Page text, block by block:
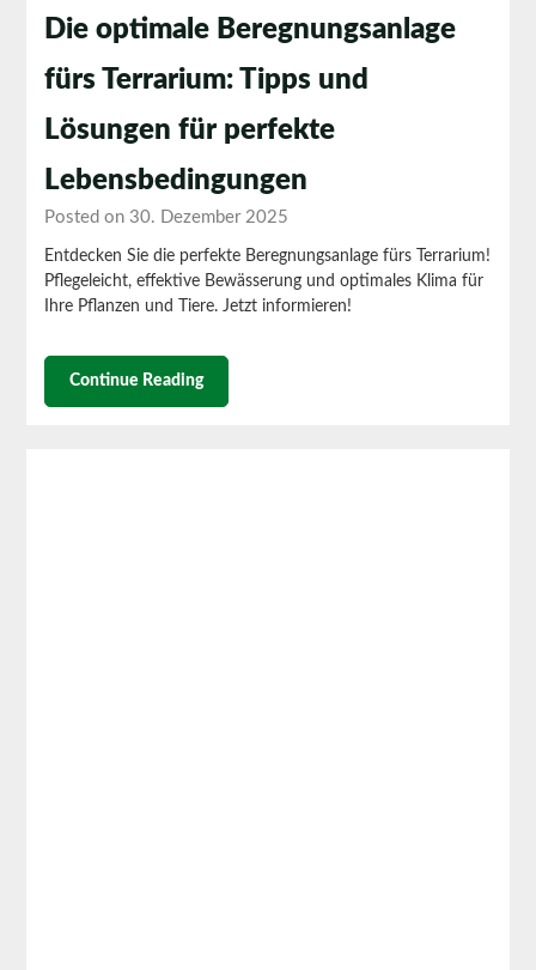
Die optimale Beregnungsanlage
fürs Terrarium: Tipps und
Lösungen für perfekte
Lebensbedingungen
Posted on 30. Dezember 2025
Entdecken Sie die perfekte Beregnungsanlage fürs Terrarium!
Pflegeleicht, effektive Bewässerung und optimales Klima für
Ihre Pflanzen und Tiere. Jetzt informieren!
Continue Reading